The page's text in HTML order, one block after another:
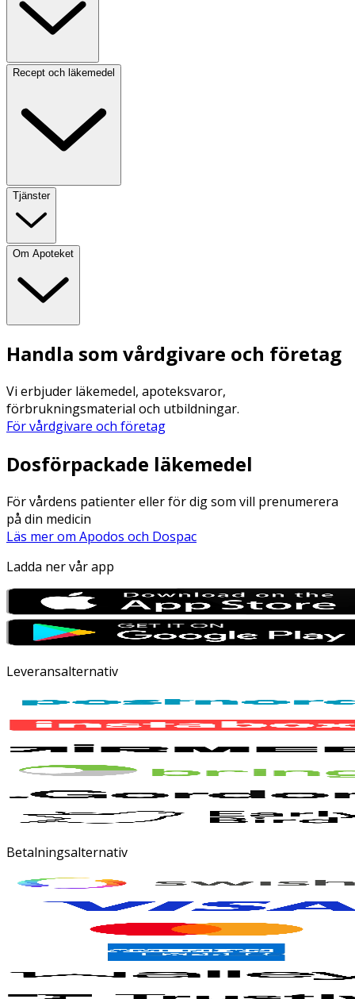
Recept och läkemedel
Tjänster
Om Apoteket
Handla som vårdgivare och företag
Vi erbjuder läkemedel, apoteksvaror,
förbrukningsmaterial och utbildningar.
För vårdgivare och företag
Dosförpackade läkemedel
För vårdens patienter eller för dig som vill prenumerera
på din medicin
Läs mer om Apodos och Dospac
Ladda ner vår app
Leveransalternativ
Betalningsalternativ